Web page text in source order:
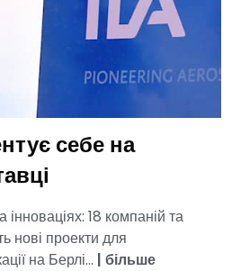
себе на
18 компаній та
нові проекти для
на Берлі... | більше